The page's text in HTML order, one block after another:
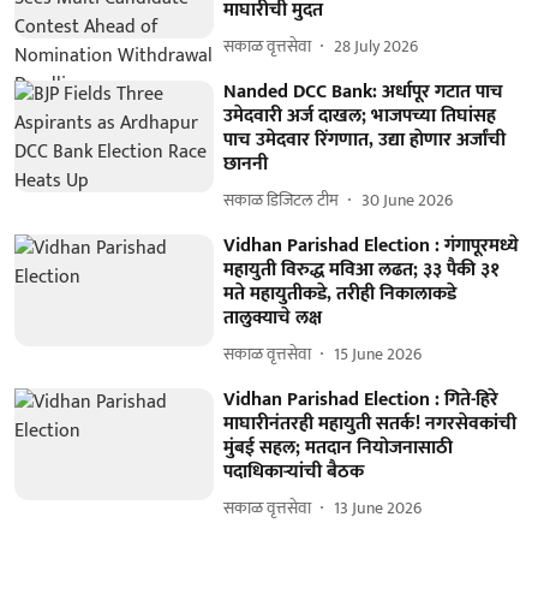
माघारीची मुदत
सकाळ वृत्तसेवा 28 July 2026
Nanded DCC Bank: अर्धापूर गटात पाच
उमेदवारी अर्ज दाखल; भाजपच्या तिघांसह
पाच उमेदवार रिंगणात, उद्या हाेणार अर्जांची
छाननी
सकाळ डिजिटल टीम 30 June 2026
Vidhan Parishad Election : गंगापूरमध्ये
महायुती विरुद्ध मविआ लढत; ३३ पैकी ३१
मते महायुतीकडे, तरीही निकालाकडे
तालुक्याचे लक्ष
सकाळ वृत्तसेवा 15 June 2026
Vidhan Parishad Election : गिते-हिरे
माघारीनंतरही महायुती सतर्क! नगरसेवकांची
मुंबई सहल; मतदान नियोजनासाठी
पदाधिकाऱ्यांची बैठक
सकाळ वृत्तसेवा 13 June 2026